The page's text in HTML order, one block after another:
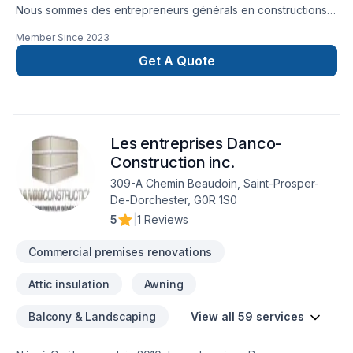
Nous sommes des entrepreneurs générals en constructions
traveaux suivant : Agrandisement / garage Revetement
Fenêtre Cuisine et salle de bain Finition d'intérieur
Member Since 2023
Get A Quote
Les entreprises Danco-
Construction inc.
309-A Chemin Beaudoin, Saint-Prosper-
De-Dorchester, G0R 1S0
5
1 Reviews
Commercial premises renovations
Attic insulation Awning
Balcony & Landscaping View all 59 services